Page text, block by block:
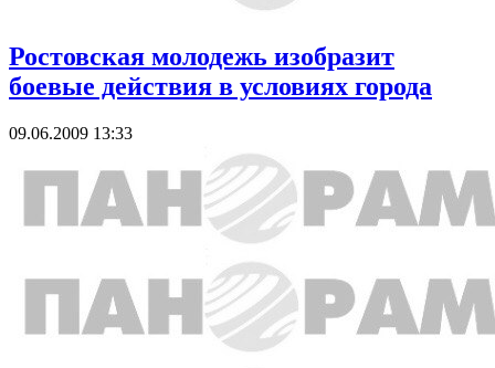
Ростовская молодежь изобразит
боевые действия в условиях города
09.06.2009 13:33